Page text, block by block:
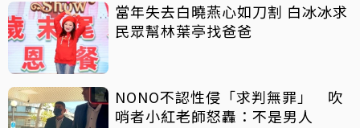
當年失去白曉燕心如刀割 白冰冰求
民眾幫林葉亭找爸爸
NONO不認性侵「求判無罪」 吹
哨者小紅老師怒轟：不是男人